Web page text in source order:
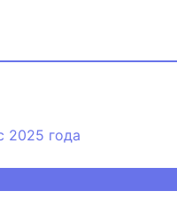
2025 года